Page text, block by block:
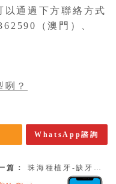
以通過下方聯絡方式
（澳門）、
？
WhatsApp諮詢
篇： 珠海種植牙-缺牙的危害有哪些？